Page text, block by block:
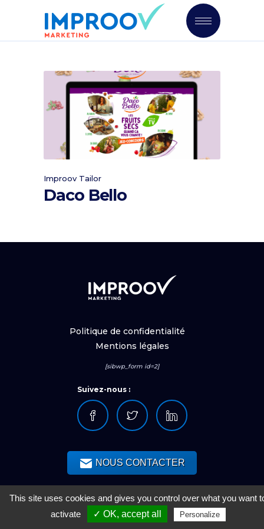
Improov Tailor
Daco Bello
Politique de confidentialité
Mentions légales
[sibwp_form id=2]
Suivez-nous :
NOUS CONTACTER
This site uses cookies and gives you control over what you want
activate
✓ OK, accept all Personalize